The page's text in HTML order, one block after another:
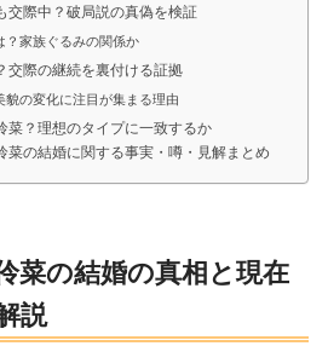
交際中？破局説の真偽を検証
？家族ぐるみの関係か
交際の継続を裏付ける証拠
貌の変化に注目が集まる理由
菜？理想のタイプに一致するか
菜の結婚に関する事実・噂・見解まとめ
菜の結婚の真相と現在
説